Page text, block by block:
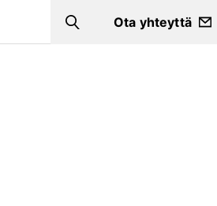
Search
Ota yhteyttä